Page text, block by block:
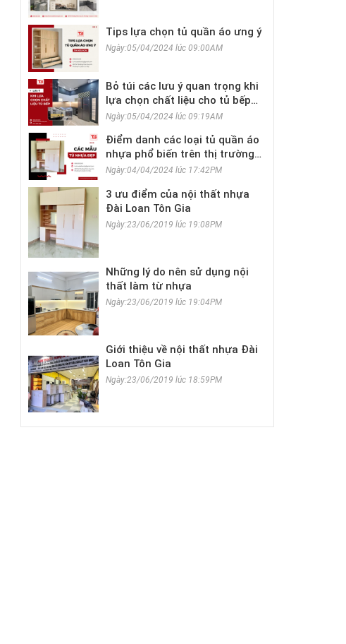
Tips lựa chọn tủ quần áo ưng ý
Ngày:05/04/2024 lúc 09:00AM
Bỏ túi các lưu ý quan trọng khi
lựa chọn chất liệu cho tủ bếp
gia đình
Ngày:05/04/2024 lúc 09:19AM
Điểm danh các loại tủ quần áo
nhựa phổ biến trên thị trường
hiện nay
Ngày:04/04/2024 lúc 17:42PM
3 ưu điểm của nội thất nhựa
Đài Loan Tôn Gia
Ngày:23/06/2019 lúc 19:08PM
Những lý do nên sử dụng nội
thất làm từ nhựa
Ngày:23/06/2019 lúc 19:04PM
Giới thiệu về nội thất nhựa Đài
Loan Tôn Gia
Ngày:23/06/2019 lúc 18:59PM